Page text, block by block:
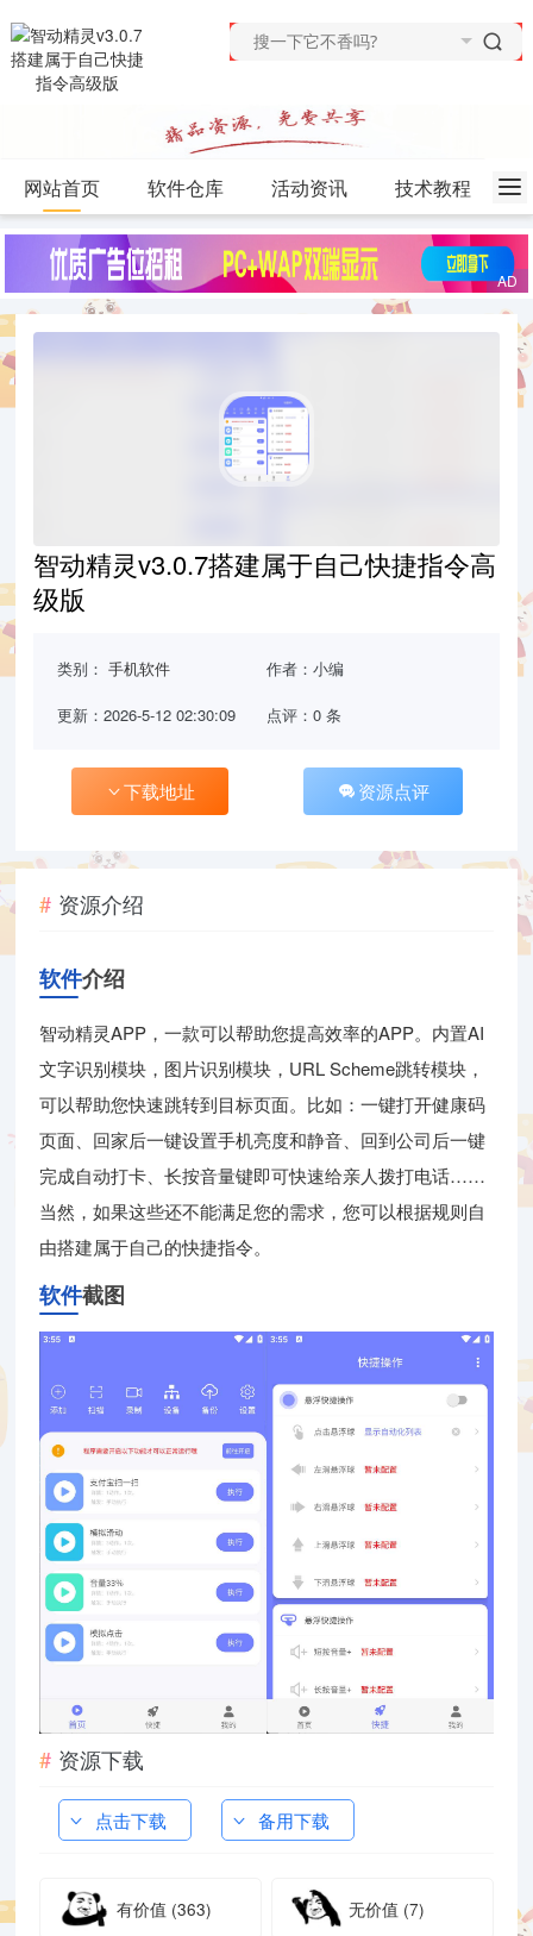
网站首页 软件仓库 活动资讯 技术教程
智动精灵v3.0.7搭建属于自己快捷指令高
级版
类别：手机软件 作者：小编
更新：2026-5-12 02:30:09 点评：0 条
下载地址 资源点评
资源介绍
软件介绍
智动精灵APP，一款可以帮助您提高效率的APP。内置AI
文字识别模块，图片识别模块，URL Scheme跳转模块，
可以帮助您快速跳转到目标页面。比如：一键打开健康码
页面、回家后一键设置手机亮度和静音、回到公司后一键
完成自动打卡、长按音量键即可快速给亲人拨打电话……
当然，如果这些还不能满足您的需求，您可以根据规则自
由搭建属于自己的快捷指令。
软件截图
资源下载
点击下载 备用下载
有价值 (363) 无价值 (7)